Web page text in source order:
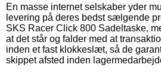
En masse internet selskaber yder
levering på deres bedst sælgende
SKS Racer Click 800 Sadeltaske,
at det står og falder med at
inden et fast klokkeslæt, så de
skippet afsted inden